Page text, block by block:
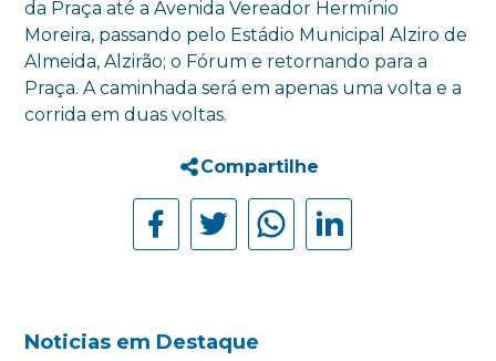
da Praça até a Avenida Vereador Hermínio
Moreira, passando pelo Estádio Municipal Alziro de
Almeida, Alzirão; o Fórum e retornando para a
Praça. A caminhada será em apenas uma volta e a
corrida em duas voltas.
Compartilhe
Noticias em Destaque